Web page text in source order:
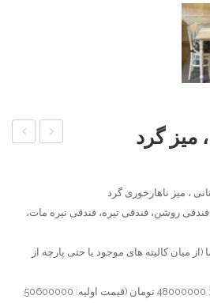
میز
ثم
میز
میز گرد
، میز ناهارخوری گرد
روشن، فندقی تیره، فندقی تیره مات،
میان کالیته های موجود یا حتی پارچه از
قیمت سرویس 4 نفره با تخفیف: 48000000 تومان (قیمت اولیه: 50600000